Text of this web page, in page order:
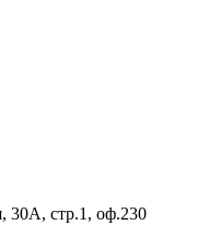
30А, стр.1, оф.230